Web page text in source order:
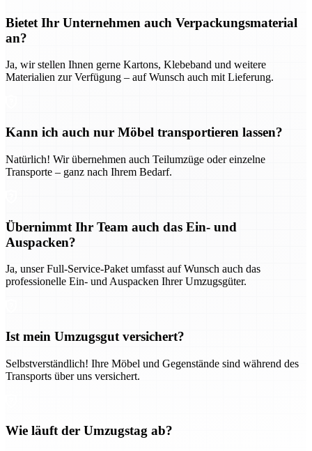
Bietet Ihr Unternehmen auch Verpackungsmaterial
an?
Ja, wir stellen Ihnen gerne Kartons, Klebeband und weitere
Materialien zur Verfügung – auf Wunsch auch mit Lieferung.
Kann ich auch nur Möbel transportieren lassen?
Natürlich! Wir übernehmen auch Teilumzüge oder einzelne
Transporte – ganz nach Ihrem Bedarf.
Übernimmt Ihr Team auch das Ein- und
Auspacken?
Ja, unser Full-Service-Paket umfasst auf Wunsch auch das
professionelle Ein- und Auspacken Ihrer Umzugsgüter.
Ist mein Umzugsgut versichert?
Selbstverständlich! Ihre Möbel und Gegenstände sind während des
Transports über uns versichert.
Wie läuft der Umzugstag ab?